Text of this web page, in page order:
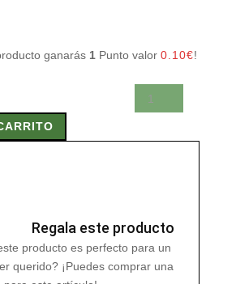
ganarás 1Punto valor 0.10€!
Regala este producto
producto es perfecto para un
querido? ¡Puedes comprar una